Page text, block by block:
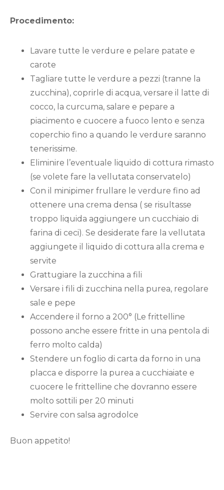
Procedimento:
Lavare tutte le verdure e pelare patate e
carote
Tagliare tutte le verdure a pezzi (tranne la
zucchina), coprirle di acqua, versare il latte di
cocco, la curcuma, salare e pepare a
piacimento e cuocere a fuoco lento e senza
coperchio fino a quando le verdure saranno
tenerissime.
Eliminire l’eventuale liquido di cottura rimasto
(se volete fare la vellutata conservatelo)
Con il minipimer frullare le verdure fino ad
ottenere una crema densa ( se risultasse
troppo liquida aggiungere un cucchiaio di
farina di ceci). Se desiderate fare la vellutata
aggiungete il liquido di cottura alla crema e
servite
Grattugiare la zucchina a fili
Versare i fili di zucchina nella purea, regolare
sale e pepe
Accendere il forno a 200° (Le frittelline
possono anche essere fritte in una pentola di
ferro molto calda)
Stendere un foglio di carta da forno in una
placca e disporre la purea a cucchiaiate e
cuocere le frittelline che dovranno essere
molto sottili per 20 minuti
Servire con salsa agrodolce
Buon appetito!